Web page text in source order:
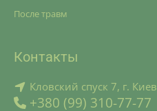
После травм
Контакты
Кловский спуск 7, г. Киев
+380 (99) 310-77-77